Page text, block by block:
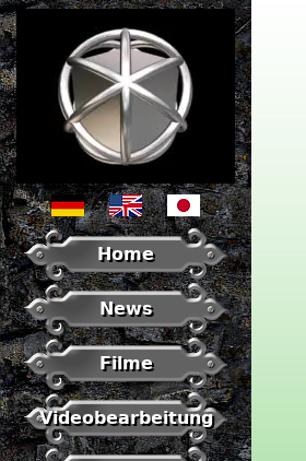
Home
News
Filme
Videobearbeitung